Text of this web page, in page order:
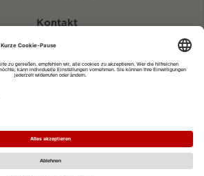
Kontakt
eventportal@fwtm.de
Impressum